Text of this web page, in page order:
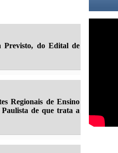
do Edital de
Regionais de Ensino
Paulista de que trata a